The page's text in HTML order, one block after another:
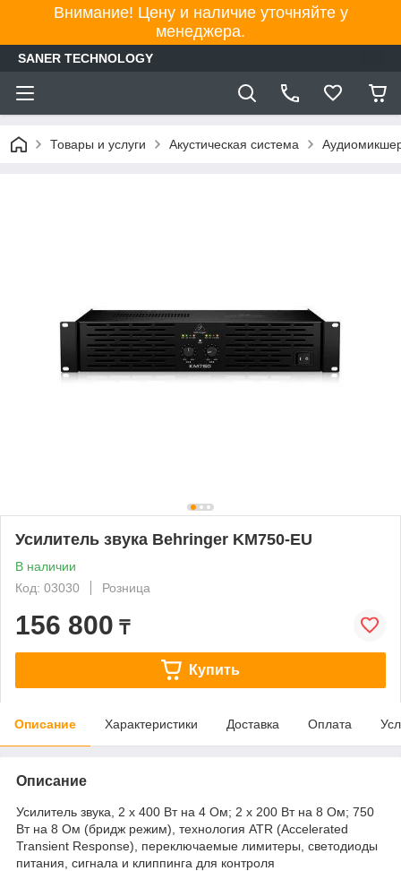
Внимание! Цену и наличие уточняйте у
менеджера.
SANER TECHNOLOGY
Товары и услуги Акустическая система
Усилитель звука Behringer KM750-EU
В наличии
Код: 03030
Розница
156 800 ₸
Купить
Описание Характеристики Доставка Оплата
Описание
Усилитель звука, 2 х 400 Вт на 4 Ом; 2 х 200 Вт на 8 Ом; 750
Вт на 8 Ом (бридж режим), технология ATR (Accelerated
Transient Response), переключаемые лимитеры, светодиоды
питания, сигнала и клиппинга для контроля